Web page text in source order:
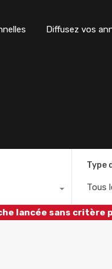
Diffusez vos
Type
Tous
lancée sans critère